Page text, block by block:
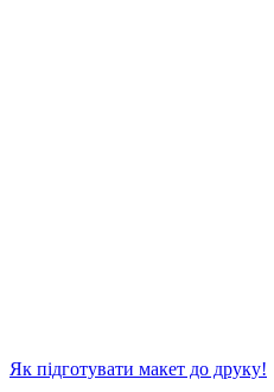
Як підготувати макет до друку!